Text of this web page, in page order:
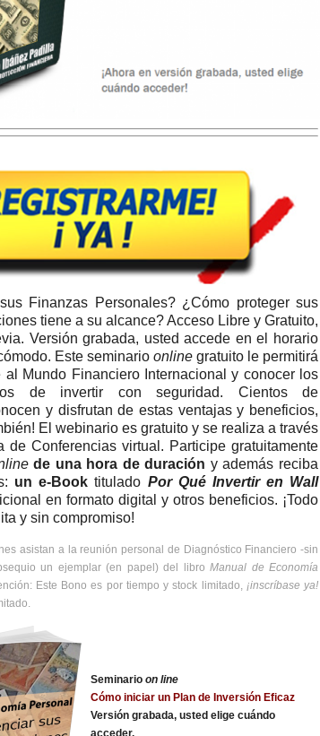
Finanzas Personales? ¿Cómo proteger sus
tiene a su alcance? Acceso Libre y Gratuito,
Versión grabada, usted accede en el horario
Este seminario online gratuito le permitirá
al Mundo Financiero Internacional y conocer los
de invertir con seguridad. Cientos de
y disfrutan de estas ventajas y beneficios,
El webinario es gratuito y se realiza a través
de Conferencias virtual. Participe gratuitamente
de una hora de duración y además reciba
un e-Booktitulado Por Qué Invertir en Wall
en formato digital y otros beneficios. ¡Todo
y sin compromiso!
asistan a la reunión personal de Diagnóstico Financiero -sin
un ejemplar (en papel) del libroManual de Economía
Este Bono es por tiempo y stock limitado, ¡inscríbase ya!
Seminario on line
Cómo iniciar un Plan de Inversión Eficaz
Versión grabada, usted elige cuándo
acceder.